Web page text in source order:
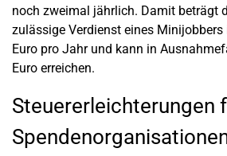
noch zweimal jährlich. Damit beträgt
zulässige Verdienst eines Minijobbers
Euro pro Jahr und kann in
Euro erreichen.
Steuererleichterungen